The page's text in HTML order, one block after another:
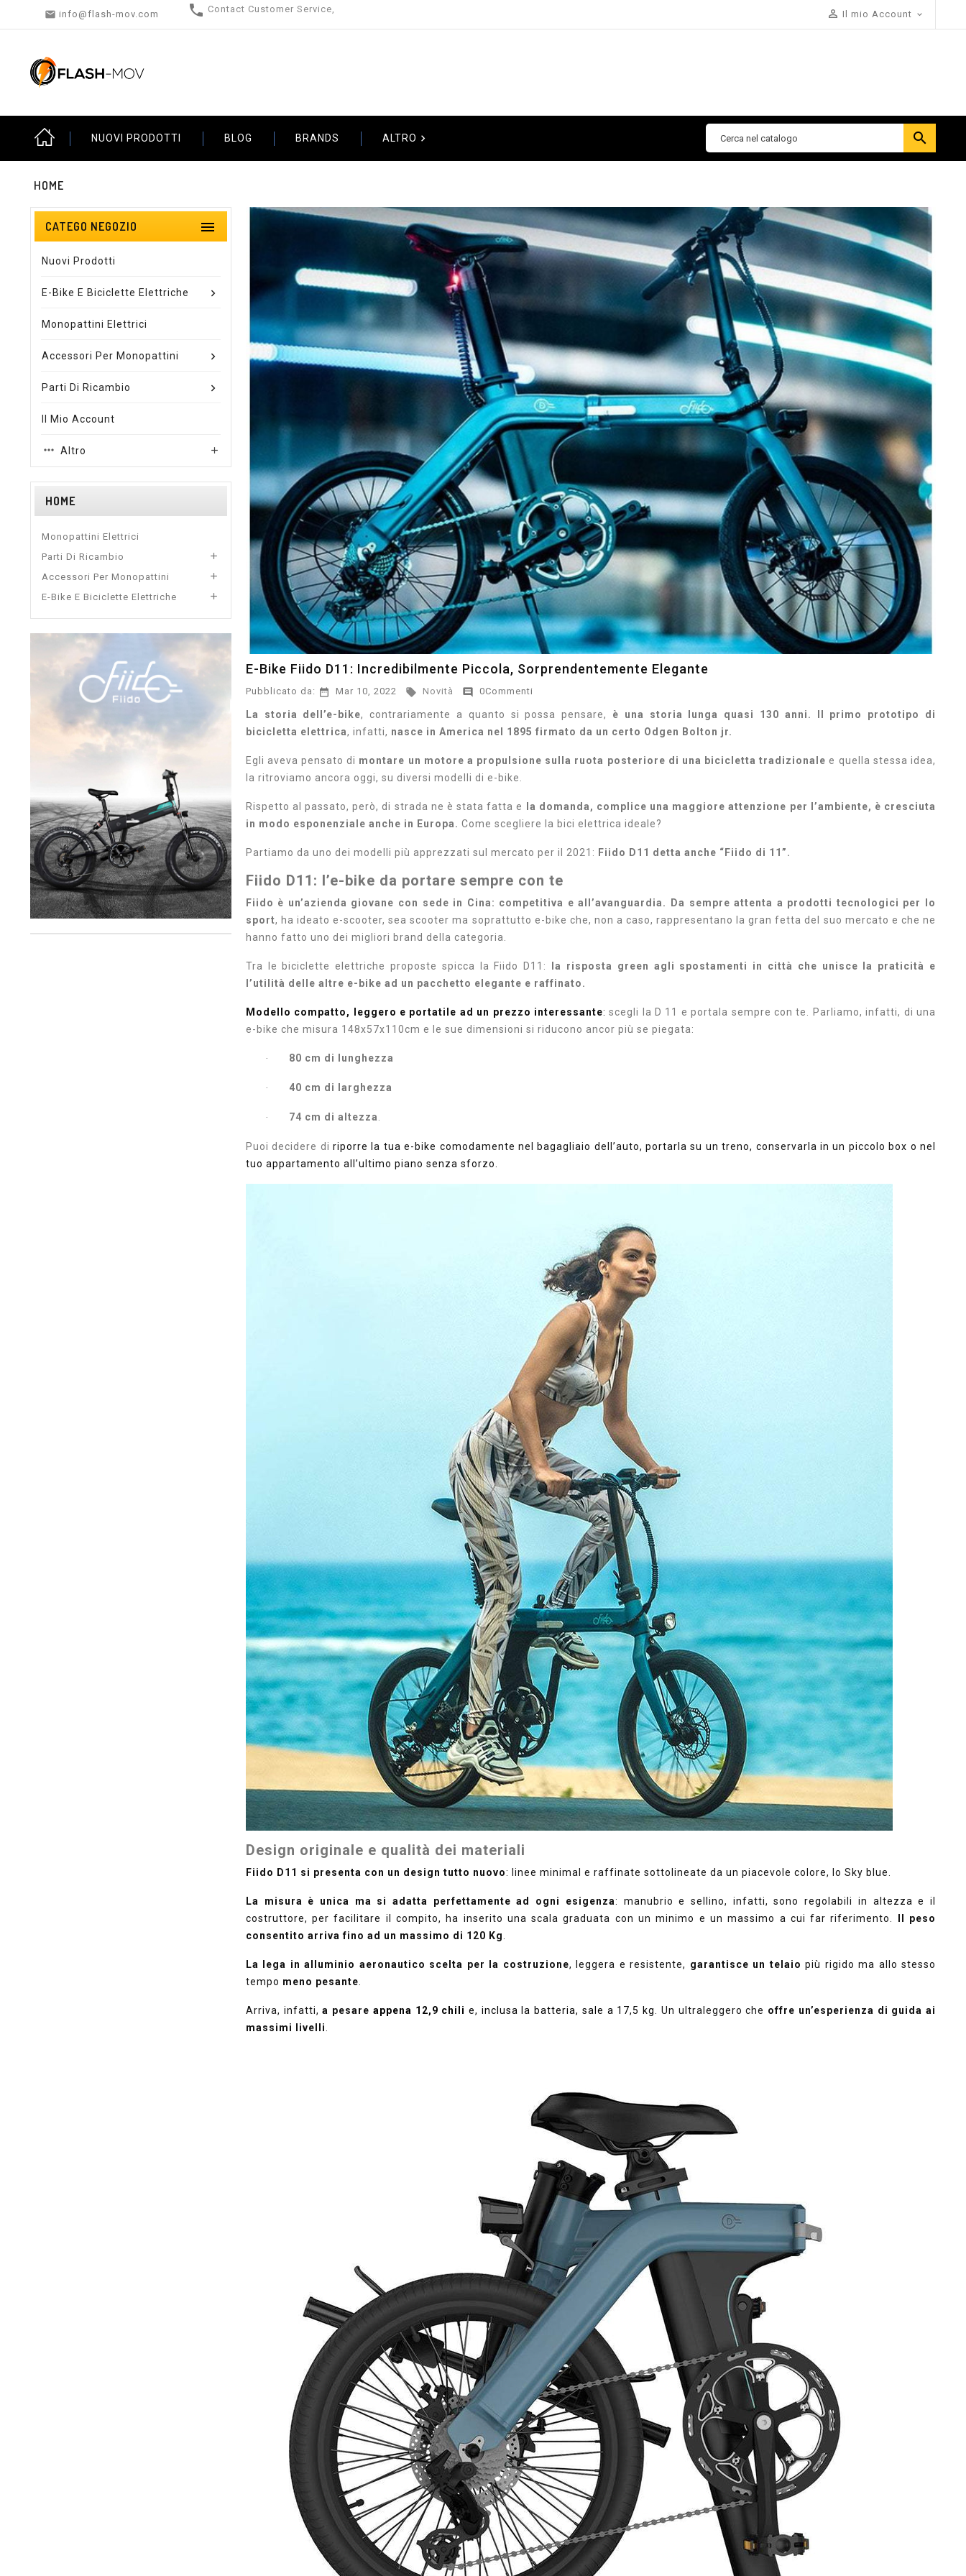
 Contact Customer Service,
 info@flash-mov.com  Il mio Account 
NUOVI PRODOTTI BLOG BRANDS ALTRO  
HOME
CATEGO NEGOZIO 
Nuovi Prodotti
E-Bike E Biciclette Elettriche
Monopattini Elettrici
Accessori Per Monopattini
Parti Di Ricambio
Il Mio Account
Altro 
HOME
Monopattini Elettrici
Parti Di Ricambio

Accessori Per Monopattini

E-Bike E Biciclette Elettriche

E-Bike Fiido D11: Incredibilmente Piccola, Sorprendentemente Elegante
Pubblicato da:  Mar 10, 2022  Novità  0Commenti
La storia dell’e-bike, contrariamente a quanto si possa pensare,
è una storia lunga quasi 130 anni. Il primo prototipo di
bicicletta elettrica, infatti, nasce in America nel 1895 firmato da un certo Odgen Bolton jr.
Egli aveva pensato di montare un motore a propulsione sulla ruota posteriore di una bicicletta tradizionale e quella stessa idea,
la ritroviamo ancora oggi, su diversi modelli di e-bike.
Rispetto al passato, però, di strada ne è stata fatta e
la domanda, complice una maggiore attenzione per l’ambiente, è cresciuta
in modo esponenziale anche in Europa. Come scegliere la bici elettrica ideale?
Partiamo da uno dei modelli più apprezzati sul mercato per il 2021: Fiido D11 detta anche “Fiido di 11”.
Fiido D11: l’e-bike da portare sempre con te
Fiido è un’azienda giovane con sede in Cina: competitiva e all’avanguardia. Da sempre attenta a prodotti tecnologici per lo
sport, ha ideato e-scooter, sea scooter ma soprattutto e-bike che, non a caso, rappresentano la gran fetta del suo mercato e che ne
hanno fatto uno dei migliori brand della categoria.
Tra le biciclette elettriche proposte spicca la Fiido D11:
la risposta green agli spostamenti in città che unisce la praticità e
l’utilità delle altre e-bike ad un pacchetto elegante e raffinato.
Modello compatto, leggero e portatile ad un prezzo interessante:scegli la D 11 e portala sempre con te. Parliamo, infatti, di una
e-bike che misura 148x57x110cm e le sue dimensioni si riducono ancor più se piegata:
· 80 cm di lunghezza
· 40 cm di larghezza
· 74 cm di altezza.
Puoi decidere di riporre la tua e-bike comodamente nel bagagliaio dell’auto, portarla su un treno, conservarla in un piccolo box o nel
tuo appartamento all’ultimo piano senza sforzo.
Design originale e qualità dei materiali
Fiido D11 si presenta con un design tutto nuovo: linee minimal e raffinate sottolineate da un piacevole colore, lo Sky blue.
La misura è unica ma si adatta perfettamente ad ogni esigenza: manubrio e sellino, infatti, sono regolabili in altezza e il
costruttore, per facilitare il compito, ha inserito una scala graduata con un minimo e un massimo a cui far riferimento.
Il peso
consentito arriva fino ad un massimo di 120 Kg.
La lega in alluminio aeronautico scelta per la costruzione, leggera e resistente, garantisce un telaio più rigido ma allo stesso
tempo meno pesante.
Arriva, infatti,a pesare appena 12,9 chili e, inclusa la batteria, sale a 17,5 kg. Un ultraleggero che offre un’esperienza di guida ai
massimi livelli.